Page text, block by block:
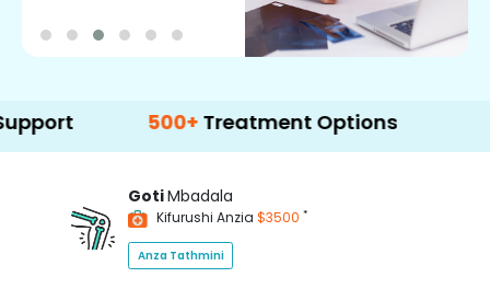
500+ Treatment Options
GotiMbadala
Kifurushi Anzia $3500 *
Anza Tathmini